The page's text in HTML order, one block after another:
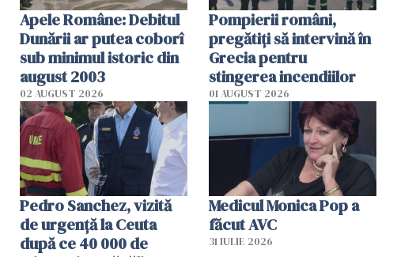
Apele Române: Debitul
Dunării ar putea coborî
sub minimul istoric din
august 2003
02 AUGUST 2026
Pompierii români,
pregătiţi să intervină în
Grecia pentru
stingerea incendiilor
01 AUGUST 2026
Pedro Sanchez, vizită
de urgență la Ceuta
după ce 40 000 de
Medicul Monica Pop a
făcut AVC
31 IULIE 2026